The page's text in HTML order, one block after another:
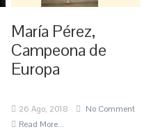
María Pérez,
Campeona de
Europa
26 Ago, 2018
No Comment
Read More...